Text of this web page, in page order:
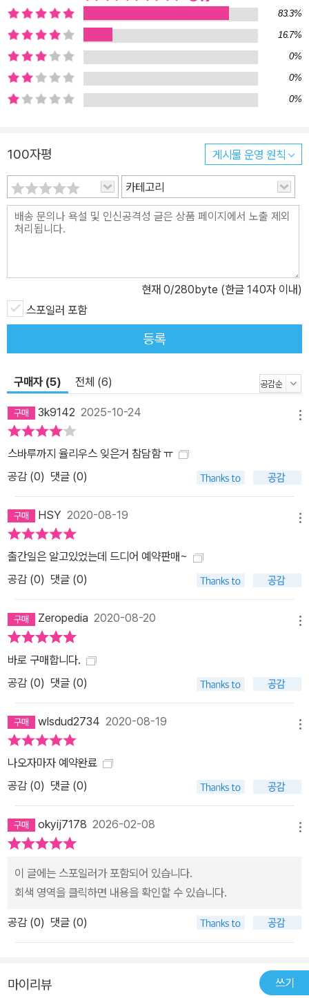
83.3%
16.7%
0%
0%
0%
100자평 게시물 운영 원칙
카테고리
현재 0/280byte (한글 140자 이내)
스포일러 포함
등록
구매자 (5) 전체 (6)
3k9142 2025-10-24
스바루까지 율리우스 잊은거 참담함 ㅠ
공감 (0) 댓글 (0)
HSY 2020-08-19
출간일은 알고있었는데 드디어 예약판매~
공감 (0) 댓글 (0)
Zeropedia 2020-08-20
바로 구매합니다.
공감 (0) 댓글 (0)
wlsdud2734 2020-08-19
나오자마자 예약완료
공감 (0) 댓글 (0)
okyij7178 2026-02-08
이 글에는 스포일러가 포함되어 있습니다.
회색 영역을 클릭하면 내용을 확인할 수 있습니다.
공감 (0) 댓글 (0)
마이리뷰 쓰기